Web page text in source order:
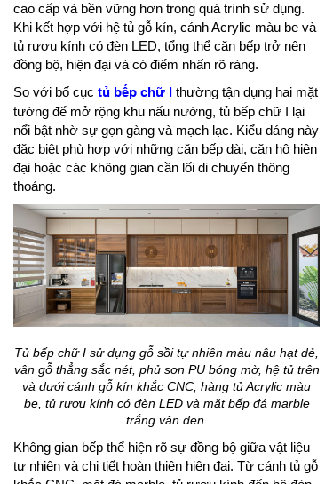
cao cấp và bền vững hơn trong quá trình sử dụng.
Khi kết hợp với hệ tủ gỗ kín, cánh Acrylic màu be và
tủ rượu kính có đèn LED, tổng thể căn bếp trở nên
đồng bộ, hiện đại và có điểm nhấn rõ ràng.
So với bố cục tủ bếp chữ l thường tận dụng hai mặt
tường để mở rộng khu nấu nướng, tủ bếp chữ I lại
nổi bật nhờ sự gọn gàng và mạch lạc. Kiểu dáng này
đặc biệt phù hợp với những căn bếp dài, căn hộ hiện
đại hoặc các không gian cần lối di chuyển thông
thoáng.
Tủ bếp chữ I sử dụng gỗ sồi tự nhiên màu nâu hạt dẻ,
vân gỗ thẳng sắc nét, phủ sơn PU bóng mờ, hệ tủ trên
và dưới cánh gỗ kín khắc CNC, hàng tủ Acrylic màu
be, tủ rượu kính có đèn LED và mặt bếp đá marble
trắng vân đen.
Không gian bếp thể hiện rõ sự đồng bộ giữa vật liệu
tự nhiên và chi tiết hoàn thiện hiện đại. Từ cánh tủ gỗ